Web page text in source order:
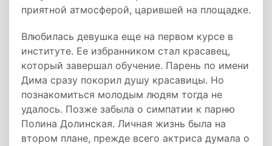
приятной атмосферой, царившей на площадке.
Влюбилась девушка еще на первом курсе в
институте. Ее избранником стал красавец,
который завершал обучение. Парень по имени
Дима сразу покорил душу красавицы. Но
познакомиться молодым людям тогда не
удалось. Позже забыла о симпатии к парню
Полина Долинская. Личная жизнь была на
втором плане, прежде всего актриса думала о